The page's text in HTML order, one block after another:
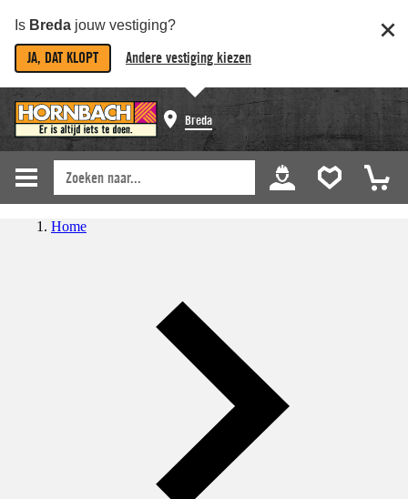
Is Breda jouw vestiging?
JA, DAT KLOPT Andere vestiging kiezen
Breda
Home